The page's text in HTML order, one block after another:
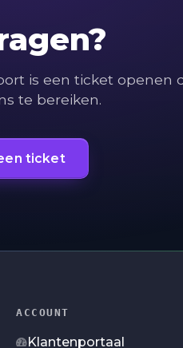
is een ticket openen
te bereiken.
ticket
ACCOUNT
Klantenportaal